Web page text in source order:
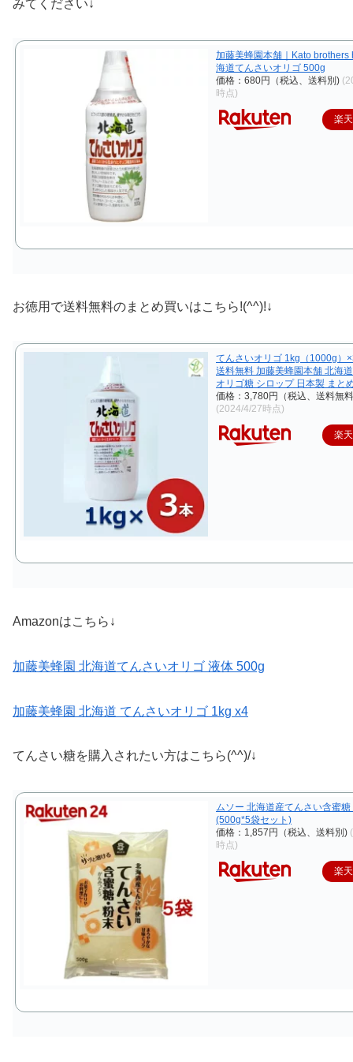
みてください↓
加藤美蜂園本舗｜Kato brothers
海道てんさいオリゴ 500g
価格：680円（税込、送料別)
時点)
楽
お徳用で送料無料のまとめ買いはこちら!(^^)!↓
てんさいオリゴ 1kg（1000g）
送料無料 加藤美蜂園本舗 北海
オリゴ糖 シロップ 日本製 まと
価格：3,780円（税込、送料無
(2024/4/27時点)
楽
Amazonはこちら↓
加藤美蜂園 北海道てんさいオリゴ 液体 500g
加藤美蜂園 北海道 てんさいオリゴ 1kg x4
てんさい糖を購入されたい方はこちら(^^)/↓
ムソー 北海道産てんさい含蜜糖
(500g*5袋セット)
価格：1,857円（税込、送料別)
時点)
楽